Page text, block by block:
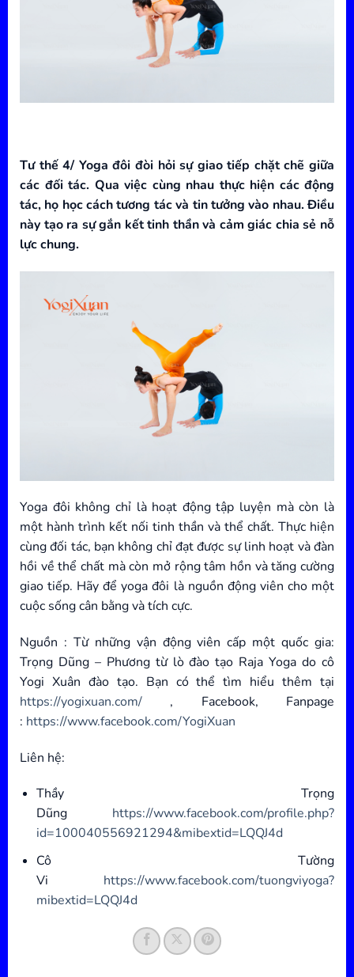
Tư thế 4/ Yoga đôi đòi hỏi sự giao tiếp chặt chẽ giữa
các đối tác. Qua việc cùng nhau thực hiện các động
tác, họ học cách tương tác và tin tưởng vào nhau. Điều
này tạo ra sự gắn kết tinh thần và cảm giác chia sẻ nỗ
lực chung.
Yoga đôi không chỉ là hoạt động tập luyện mà còn là
một hành trình kết nối tinh thần và thể chất. Thực hiện
cùng đối tác, bạn không chỉ đạt được sự linh hoạt và đàn
hồi về thể chất mà còn mở rộng tâm hồn và tăng cường
giao tiếp. Hãy để yoga đôi là nguồn động viên cho một
cuộc sống cân bằng và tích cực.
Nguồn : Từ những vận động viên cấp một quốc gia:
Trọng Dũng – Phương từ lò đào tạo Raja Yoga do cô
Yogi Xuân đào tạo. Bạn có thể tìm hiểu thêm tại
https://yogixuan.com/ , Facebook, Fanpage
: https://www.facebook.com/YogiXuan
Liên hệ:
Thầy Trọng
Dũng https://www.facebook.com/profile.php?
id=100040556921294&mibextid=LQQJ4d
Cô Tường
Vi https://www.facebook.com/tuongviyoga?
mibextid=LQQJ4d